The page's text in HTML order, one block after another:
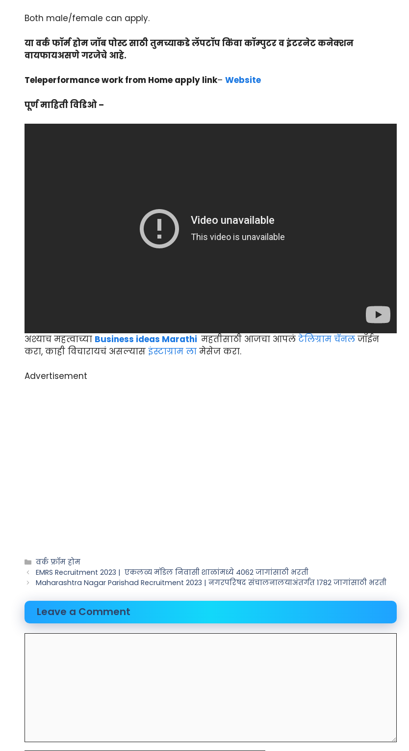
Both male/female can apply.
या वर्क फॉर्म होम जॉब पोस्ट साठी तुमच्याकडे लॅपटॉप किंवा कॉम्पुटर व इंटरनेट कनेक्शन
वायफायअसणे गरजेचे आहे.
Teleperformance work from Home apply link– Website
पूर्ण माहिती विडिओ –
अश्याच महत्वाच्या Business ideas Marathi महतीसाठी आजचा आपलं टेलिग्राम चॅनल जॉईन
करा, काही विचारायचं असल्यास इंस्टाग्राम ला मेसेज करा.
Advertisement
वर्क फ्रॉम होम
EMRS Recruitment 2023 | एकलव्य मॉडेल निवासी शाळांमध्ये 4062 जागांसाठी भरती
Maharashtra Nagar Parishad Recruitment 2023 | नगरपरिषद संचालनालयाअंतर्गत 1782 जागांसाठी भरती
Leave a Comment